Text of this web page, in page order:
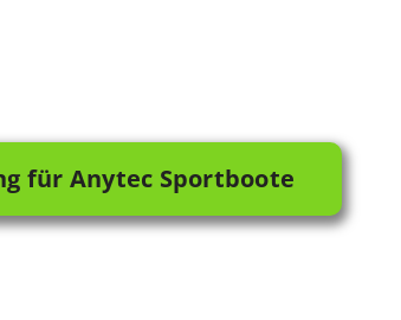
für Anytec Sportboote